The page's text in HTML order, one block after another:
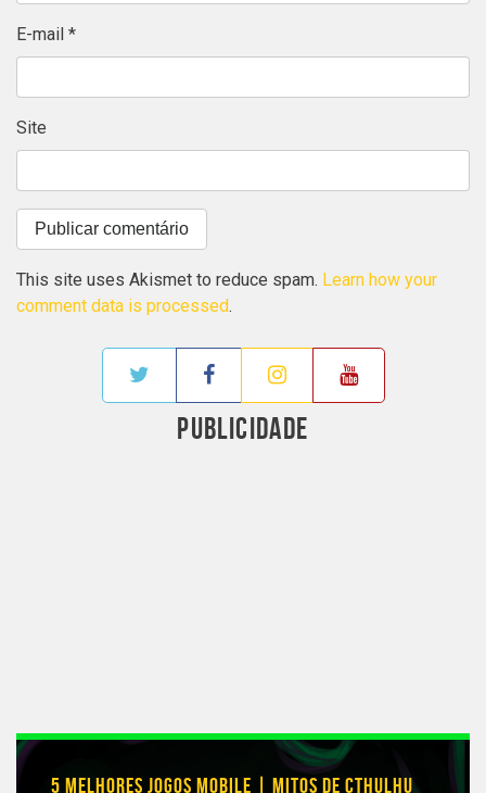
E-mail *
Site
This site uses Akismet to reduce spam. Learn how your
comment data is processed.
PUBLICIDADE
5 MELHORES JOGOS MOBILE | MITOS DE CTHULHU